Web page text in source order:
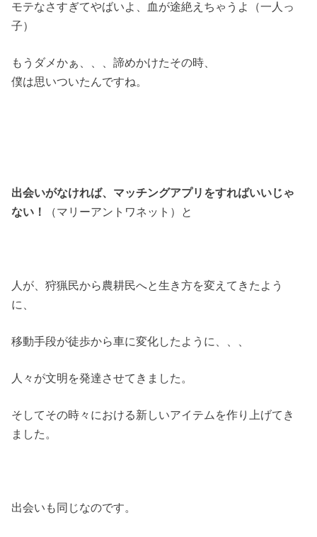
モテなさすぎてやばいよ、血が途絶えちゃうよ（一人っ
子）
もうダメかぁ、、、諦めかけたその時、
僕は思いついたんですね。
出会いがなければ、マッチングアプリをすればいいじゃ
ない！
（マリーアントワネット）と
人が、狩猟民から農耕民へと生き方を変えてきたよう
に、
移動手段が徒歩から車に変化したように、、、
人々が文明を発達させてきました。
そしてその時々における新しいアイテムを作り上げてき
ました。
出会いも同じなのです。